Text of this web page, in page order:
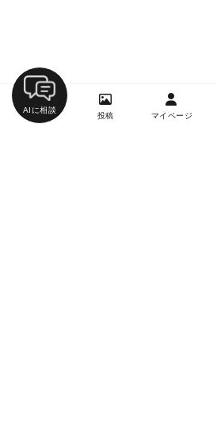
AIに相談
投稿 マイページ